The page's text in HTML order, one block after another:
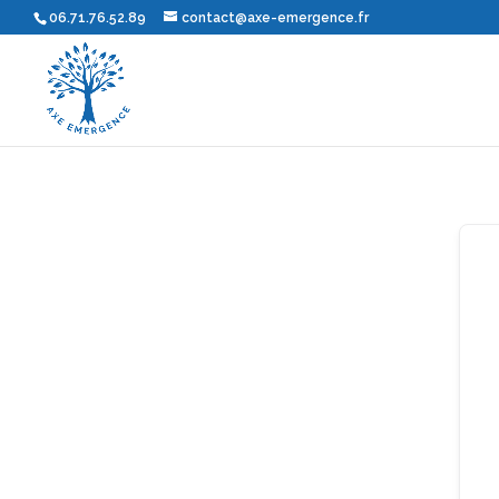
06.71.76.52.89 contact@axe-emergence.fr